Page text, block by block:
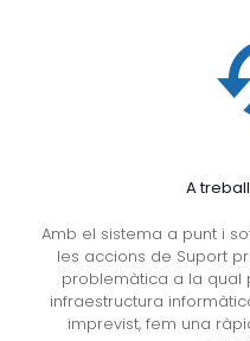
A
Amb el sistema a punt i
les accions de Suport
problemàtica a la qual
infraestructura
imprevist, fem una